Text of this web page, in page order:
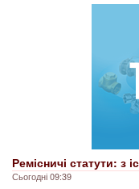
Ремісничі статути: з
Сьогодні 09:39